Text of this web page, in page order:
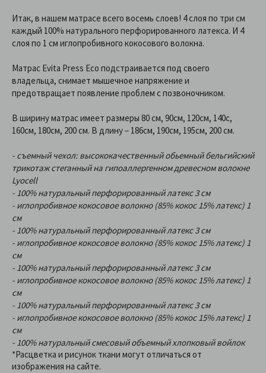
Итак, в нашем матрасе всего восемь слоев! 4 слоя по три см
каждый 100% натурального перфорированного латекса. И 4
слоя по 1 см иглопробивного кокосового волокна.
Матрас Evita Press Eco подстраивается под своего
владельца, снимает мышечное напряжение и
предотвращает появление проблем с позвоночником.
В ширину матрас имеет размеры 80 см, 90см, 120см, 140с,
160см, 180см, 200 см. В длину – 186см, 190см, 195см, 200 см.
- съемный чехол: высококачественный обьемный бельгийский
трикотаж стеганный на гипоаллергенном древесном волокне
Lyocell
- 100% натуральный перфорированный латекс 3 см
- иглопробивное кокосовое волокно (85% кокос 15% латекс) 1
см
- 100% натуральный перфорированный латекс 3 см
- иглопробивное кокосовое волокно (85% кокос 15% латекс) 1
см
- 100% натуральный перфорированный латекс 3 см
- иглопробивное кокосовое волокно (85% кокос 15% латекс) 1
см
- 100% натуральный перфорированный латекс 3 см
- иглопробивное кокосовое волокно (85% кокос 15% латекс) 1
см
- 100% натуральный смесовый объемный хлопковый войлок
*Расцветка и рисунок ткани могут отличаться от
изображения на сайте.